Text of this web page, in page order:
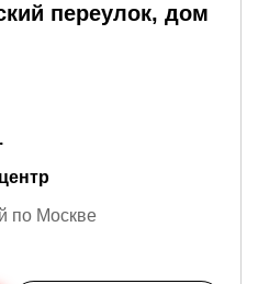
переулок, дом
по Москве